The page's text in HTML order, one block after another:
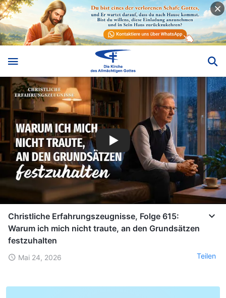
Christliche Erfahrungszeugnisse, Folge 615:
Warum ich mich nicht traute, an den Grundsätzen
festzuhalten
Mai 24, 2026 Teilen